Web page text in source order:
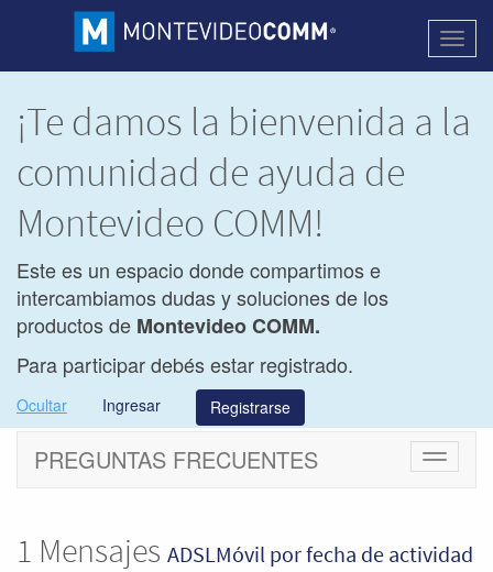
¡Te damos la bienvenida a la
comunidad de ayuda de
Montevideo COMM!
Este es un espacio donde compartimos e
intercambiamos dudas y soluciones de los
productos de Montevideo COMM.
Para participar debés estar registrado.
Ocultar Ingresar Registrarse
Cambiar
PREGUNTAS FRECUENTES
1 Mensajes ADSLMóvil por fecha de actividad